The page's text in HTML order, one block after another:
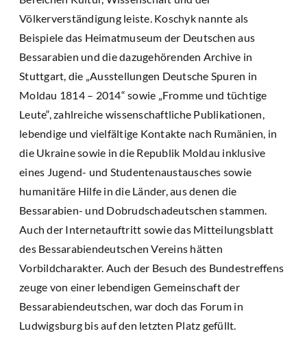
Völkerverständigung leiste. Koschyk nannte als
Beispiele das Heimatmuseum der Deutschen aus
Bessarabien und die dazugehörenden Archive in
Stuttgart, die „Ausstellungen Deutsche Spuren in
Moldau 1814 – 2014“ sowie „Fromme und tüchtige
Leute“, zahlreiche wissenschaftliche Publikationen,
lebendige und vielfältige Kontakte nach Rumänien, in
die Ukraine sowie in die Republik Moldau inklusive
eines Jugend- und Studentenaustausches sowie
humanitäre Hilfe in die Länder, aus denen die
Bessarabien- und Dobrudschadeutschen stammen.
Auch der Internetauftritt sowie das Mitteilungsblatt
des Bessarabiendeutschen Vereins hätten
Vorbildcharakter. Auch der Besuch des Bundestreffens
zeuge von einer lebendigen Gemeinschaft der
Bessarabiendeutschen, war doch das Forum in
Ludwigsburg bis auf den letzten Platz gefüllt.